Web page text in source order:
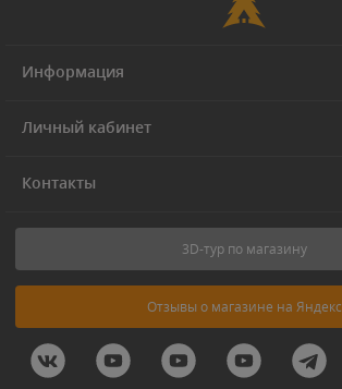
Информация
Личный кабинет
Контакты
3D-тур по магазину
Отзывы о магазине на Яндекс